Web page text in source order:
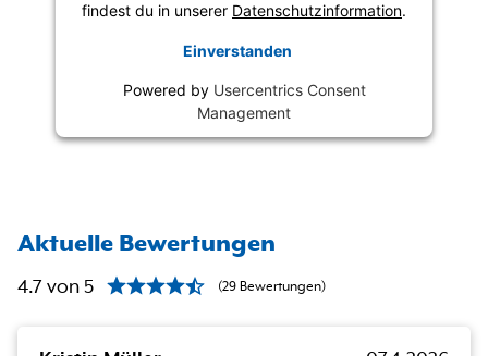
findest du in unserer Datenschutzinformation.
Einverstanden
Powered by Usercentrics Consent
Management
Aktuelle Bewertungen
4.7 von 5 (29 Bewertungen)